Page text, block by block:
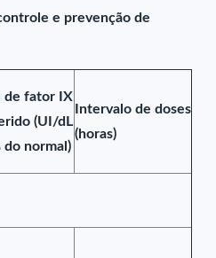
e prevenção de
de fator IX
(UI/dL
do normal)
Intervalo de doses
(horas)